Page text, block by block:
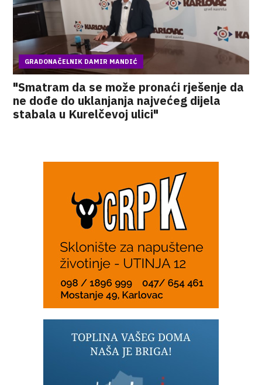
GRADONAČELNIK DAMIR MANDIĆ
"Smatram da se može pronaći rješenje da
ne dođe do uklanjanja najvećeg dijela
stabala u Kurelčevoj ulici"